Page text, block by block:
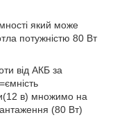
який може
потужністю 80 Вт
від АКБ за
в) множимо на
(80 Вт)